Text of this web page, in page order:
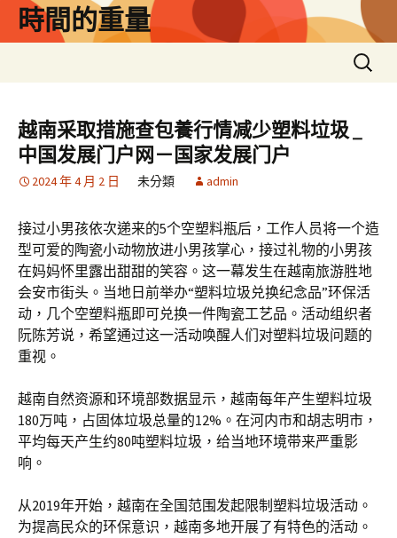
時間的重量
搜
尋
字:
越南采取措施查包養行情减少塑料垃圾 _
中国发展门户网－国家发展门户
2024 年 4 月 2 日 未分類 admin
接过小男孩依次递来的5个空塑料瓶后，工作人员将一个造
型可爱的陶瓷小动物放进小男孩掌心，接过礼物的小男孩
在妈妈怀里露出甜甜的笑容。这一幕发生在越南旅游胜地
会安市街头。当地日前举办“塑料垃圾兑换纪念品”环保活
动，几个空塑料瓶即可兑换一件陶瓷工艺品。活动组织者
阮陈芳说，希望通过这一活动唤醒人们对塑料垃圾问题的
重视。
越南自然资源和环境部数据显示，越南每年产生塑料垃圾
180万吨，占固体垃圾总量的12%。在河内市和胡志明市，
平均每天产生约80吨塑料垃圾，给当地环境带来严重影
响。
从2019年开始，越南在全国范围发起限制塑料垃圾活动。
为提高民众的环保意识，越南多地开展了有特色的活动。